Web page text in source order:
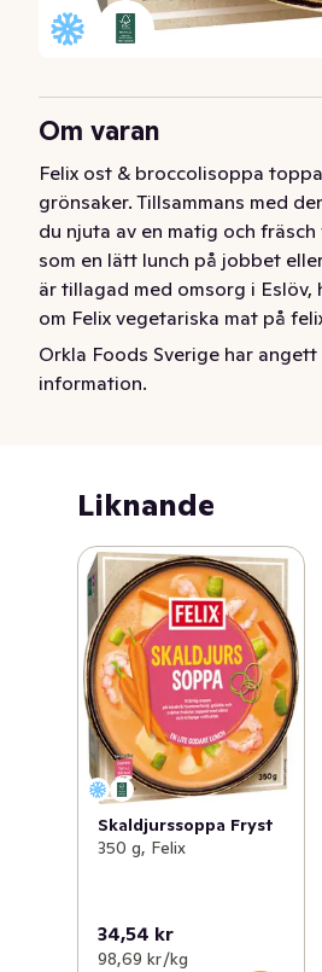
Om varan
Felix ost & broccolisoppa
grönsaker. Tillsammans med
du njuta av en matig och
som en lätt lunch på jobbet
är tillagad med omsorg i Eslöv,
om Felix vegetariska mat på
Felix ost & broccolisoppa
grönsaker. Tillsammans med
Soppan är tillagad med omsorg
Smaklig måltid!
Orkla Foods Sverige har
information.
Liknande
Skaldjurssoppa Fryst
350 g, Felix
34,54 kr
98,69 kr /kg